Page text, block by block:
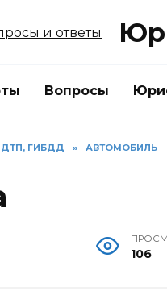
Вопросы
ГИБДД » АВТОМОБИЛЬ
106